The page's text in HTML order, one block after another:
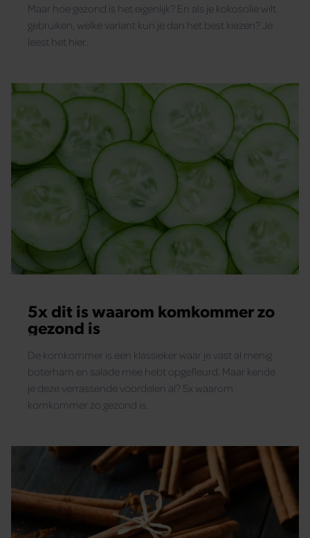
Maar hoe gezond is het eigenlijk? En als je kokosolie wilt
gebruiken, welke variant kun je dan het best kiezen? Je
leest het hier.
5x dit is waarom komkommer zo
gezond is
De komkommer is een klassieker waar je vast al menig
boterham en salade mee hebt opgefleurd. Maar kende
je deze verrassende voordelen al? 5x waarom
komkommer zo gezond is.